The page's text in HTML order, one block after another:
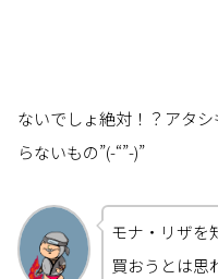
ないでしょ絶対！？アタ
らないもの”(-“”-)”
モナ・リザを
買おうとは思